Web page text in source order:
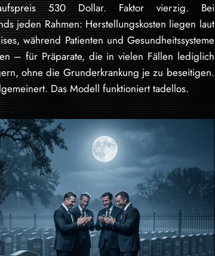
530 Dollar. Faktor vierzig. Bei
jeden Rahmen: Herstellungskosten liegen laut
während Patienten und Gesundheitssysteme
– für Präparate, die in vielen Fällen lediglich
ohne die Grunderkrankung je zu beseitigen.
Das Modell funktioniert tadellos.